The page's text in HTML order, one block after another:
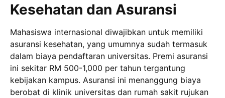
Kesehatan dan Asuransi
Mahasiswa internasional diwajibkan untuk memiliki
asuransi kesehatan, yang umumnya sudah termasuk
dalam biaya pendaftaran universitas. Premi asuransi
ini sekitar RM 500-1,000 per tahun tergantung
kebijakan kampus. Asuransi ini menanggung biaya
berobat di klinik universitas dan rumah sakit rujukan